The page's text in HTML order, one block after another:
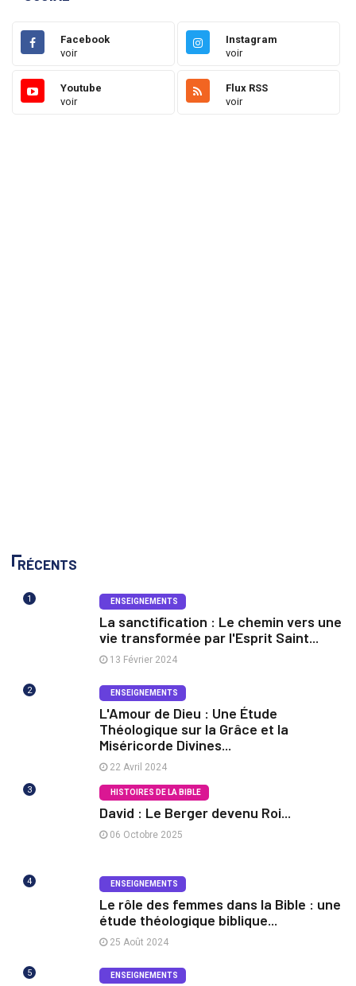
Facebook
voir
Instagram
voir
Youtube
voir
Flux RSS
voir
RÉCENTS
1 ENSEIGNEMENTS
La sanctification : Le chemin vers une
vie transformée par l'Esprit Saint...
13 Février 2024
2 ENSEIGNEMENTS
L'Amour de Dieu : Une Étude
Théologique sur la Grâce et la
Miséricorde Divines...
22 Avril 2024
3 HISTOIRES DE LA BIBLE
David : Le Berger devenu Roi...
06 Octobre 2025
4 ENSEIGNEMENTS
Le rôle des femmes dans la Bible : une
étude théologique biblique...
25 Août 2024
5 ENSEIGNEMENTS